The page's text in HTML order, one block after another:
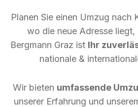
Planen Sie einen Umzug nach
wo die neue Adresse
Bergmann Graz ist Ihr
nationale &
Wir bieten umfassende
unserer Erfahrung und